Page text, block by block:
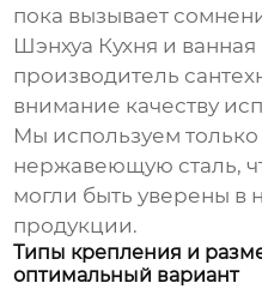
пока вызывает
Шэнхуа Кухня и ванная
производитель
внимание качеству
Мы используем
нержавеющую сталь,
могли быть уверены в
продукции.
Типы крепления и
оптимальный вариант